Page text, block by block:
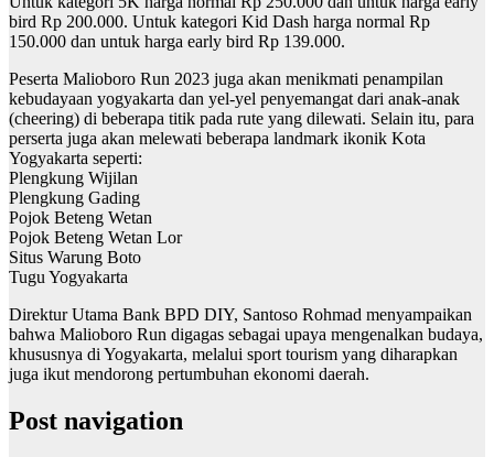
bird Rp 200.000. Untuk kategori Kid Dash harga normal Rp
150.000 dan untuk harga early bird Rp 139.000.
Peserta Malioboro Run 2023 juga akan menikmati penampilan
kebudayaan yogyakarta dan yel-yel penyemangat dari anak-anak
(cheering) di beberapa titik pada rute yang dilewati. Selain itu, para
perserta juga akan melewati beberapa landmark ikonik Kota
Yogyakarta seperti:
Plengkung Wijilan
Plengkung Gading
Pojok Beteng Wetan
Pojok Beteng Wetan Lor
Situs Warung Boto
Tugu Yogyakarta
Direktur Utama Bank BPD DIY, Santoso Rohmad menyampaikan
bahwa Malioboro Run digagas sebagai upaya mengenalkan budaya,
khususnya di Yogyakarta, melalui sport tourism yang diharapkan
juga ikut mendorong pertumbuhan ekonomi daerah.
Post navigation